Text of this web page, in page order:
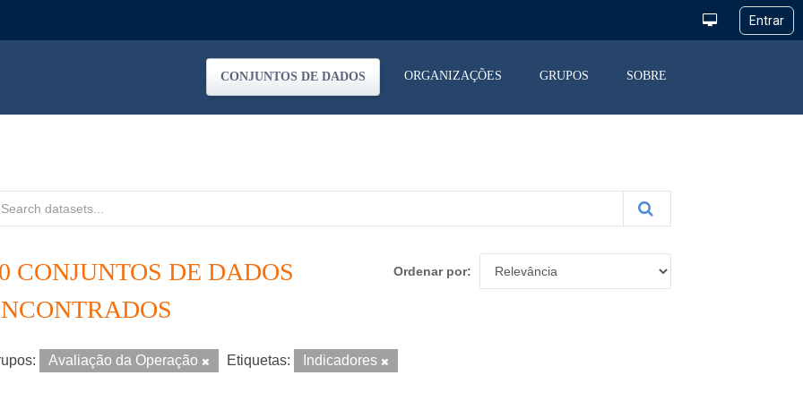
CONJUNTOS DE DADOS ORGANIZAÇÕES GRUPOS SOBRE
Ordenar por
CONJUNTOS DE DADOS
Avaliação da Operação Etiquetas: Indicadores